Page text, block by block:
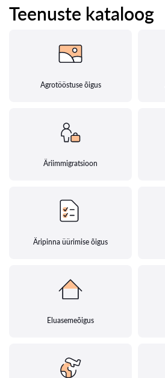
Teenuste kataloog
Agrotööstuse õigus
Äriimmigratsioon
Äripinna üürimise õigus
Eluasemeõigus